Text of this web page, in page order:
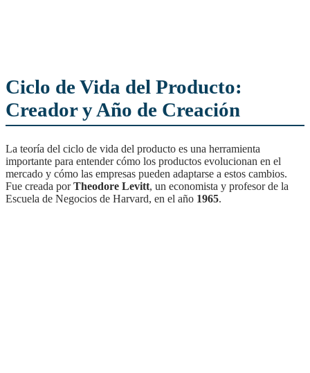
Ciclo de Vida del Producto:
Creador y Año de Creación
La teoría del ciclo de vida del producto es una herramienta
importante para entender cómo los productos evolucionan en el
mercado y cómo las empresas pueden adaptarse a estos cambios.
Fue creada porTheodore Levitt, un economista y profesor de la
Escuela de Negocios de Harvard, en el año 1965.